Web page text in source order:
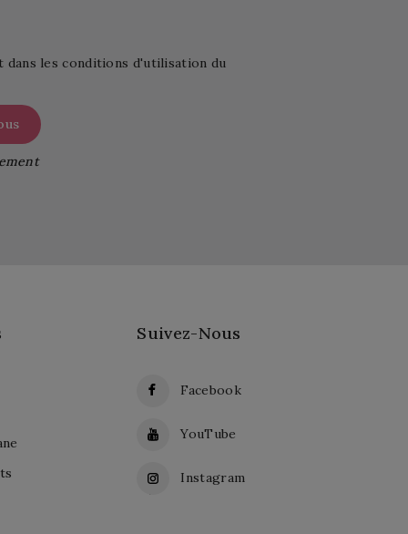
les conditions d'utilisation du
Suivez-Nous
Facebook
YouTube
Instagram